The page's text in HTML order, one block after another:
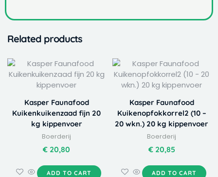
Related products
Kasper Faunafood
Kuikenkuikenzaad fijn 20
kg kippenvoer
Boerderij
€ 20,80
ADD TO CART
Kasper Faunafood
Kuikenopfokkorrel2 (10 –
20 wkn.) 20 kg kippenvoer
Boerderij
€20,85
ADD TO CART